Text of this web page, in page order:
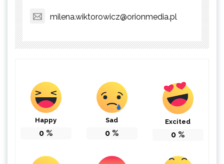
milena.wiktorowicz@orionmedia.pl
Happy
0 %
Sad
0 %
Excited
0 %